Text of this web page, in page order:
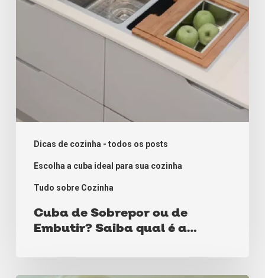
Dicas de cozinha - todos os posts
Escolha a cuba ideal para sua cozinha
Tudo sobre Cozinha
Saiba
a
você
Cuba de Sobrepor ou de
Embutir? Saiba qual é a